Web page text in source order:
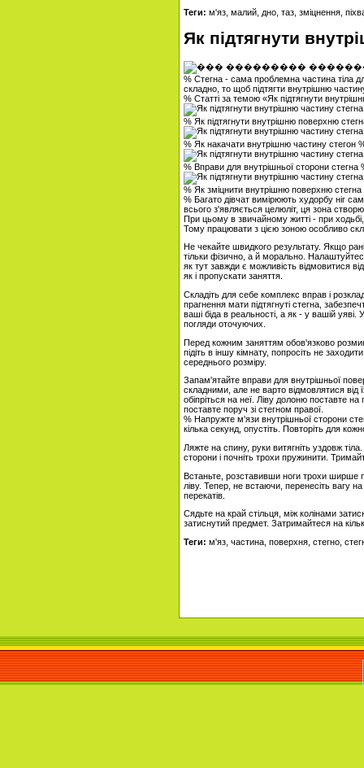
Теги: м'яз, малий, дно, таз, зміцнення,
Як підтягнути
% Стегна - сама проблемна частина тіла
складно, то щоб підтягти внутрішню
% Статті за темою «Як підтягнути
% Як підтягнути внутрішню поверхню
% Як накачати внутрішню частину стегон
% Вправи для внутрішньої сторони стегна
% Як зміцнити внутрішню поверхню стегна
% Багато дівчат вимірюють худорбу ніг
всього з'являється целюліт, ця зона
При цьому в звичайному житті - при
Тому працювати з цією зоною особливо
Не чекайте швидкого результату. Якщо
тільки фізично, а й морально.
як тут завжди є можливість відмовитися
як і пропускати заняття.
Складіть для себе комплекс вправ і
прагнення мати підтягнуті стегна,
ваші біда в реальності, а як - у вашій уяві.
погляди оточуючих.
Перед кожним заняттям обов'язково
підіть в іншу кімнату, попросіть не
середнього розміру.
Запам'ятайте вправи для внутрішньої
складними, але не варто відмовлятися від
обіпріться на неї. Ліву долоню поставте на
поставте поруч зі стегном правої.
% Напружте м'язи внутрішньої сторони
кілька секунд, опустіть. Повторіть для
Ляжте на спину, руки витягніть уздовж
сторони і почніть трохи пружинити.
Встаньте, розставивши ноги трохи
ліву. Тепер, не встаючи, перенесіть вагу
перекатів.
Сядьте на край стільця, між колінами
затиснутий предмет. Затримайтеся на
Теги: м'яз, частина, поверхня, стегно,